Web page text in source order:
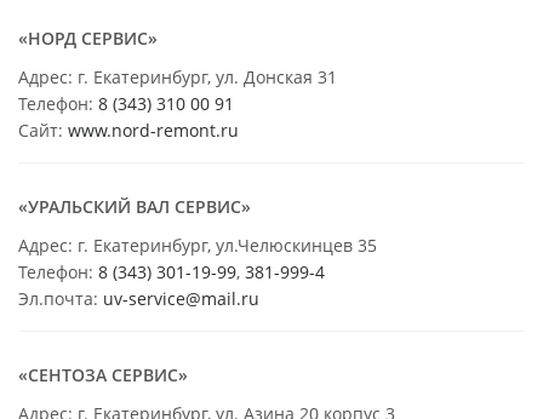
«НОРД СЕРВИС»
Адрес: г. Екатеринбург, ул. Донская 31
Телефон: 8 (343) 310 00 91
Сайт: www.nord-remont.ru
«УРАЛЬСКИЙ ВАЛ СЕРВИС»
Адрес: г. Екатеринбург, ул.Челюскинцев 35
Телефон: 8 (343) 301-19-99, 381-999-4
Эл.почта: uv-service@mail.ru
«СЕНТОЗА СЕРВИС»
Адрес: г. Екатеринбург, ул. Азина 20 корпус 3